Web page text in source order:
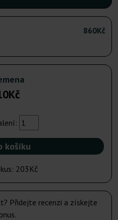
860Kč
košíku
203Kč
Přidejte recenzi a získejte